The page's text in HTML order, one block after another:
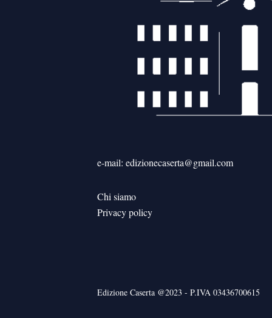
e-mail: edizionecaserta@gmail.com
Chi siamo
Privacy policy
Edizione Caserta @2023 - P.IVA 03436700615